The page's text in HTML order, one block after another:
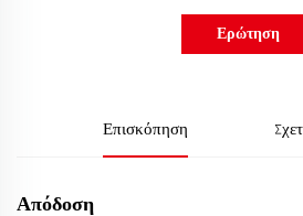
Ερώτηση
Επισκόπηση
Απόδοση